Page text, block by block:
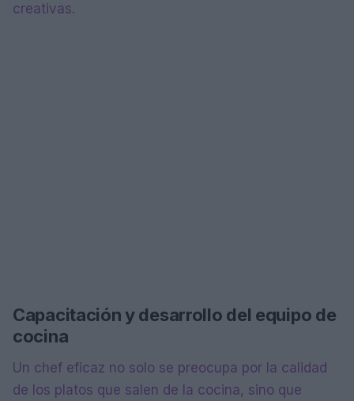
creativas.
Capacitación y desarrollo del equipo de
cocina
Un chef eficaz no solo se preocupa por la calidad
de los platos que salen de la cocina, sino que